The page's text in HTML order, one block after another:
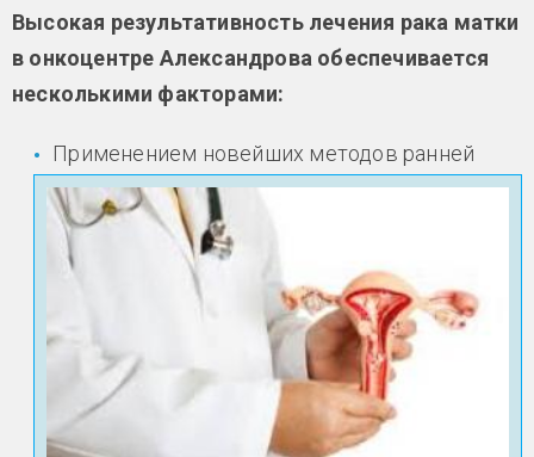
Высокая результативность лечения рака матки
в онкоцентре Александрова обеспечивается
несколькими факторами:
Применением новейших методов ранней